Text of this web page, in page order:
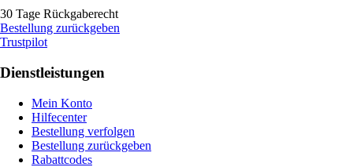
30 Tage Rückgaberecht
Bestellung zurückgeben
Trustpilot
Dienstleistungen
Mein Konto
Hilfecenter
Bestellung verfolgen
Bestellung zurückgeben
Rabattcodes